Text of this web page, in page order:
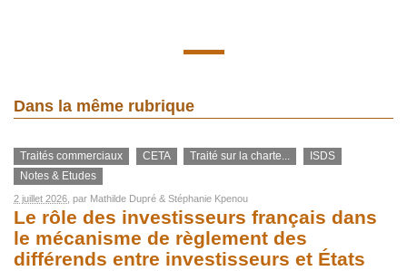
Dans la même rubrique
Traités commerciaux CETA Traité sur la charte...
ISDS
Notes & Etudes
2 juillet 2026 , par Mathilde Dupré & Stéphanie Kpenou
Le rôle des investisseurs français dans
le mécanisme de règlement des
différends entre investisseurs et États